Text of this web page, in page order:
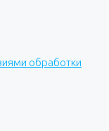
обработки